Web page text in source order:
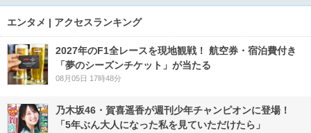
エンタメ | アクセスランキング
2027年のF1全レースを現地観戦！ 航空券・宿泊費付き
「夢のシーズンチケット」が当たる
08月05日 17時48分
乃木坂46・賀喜遥香が週刊少年チャンピオンに登場！
「5年ぶん大人になった私を見ていただけたら」